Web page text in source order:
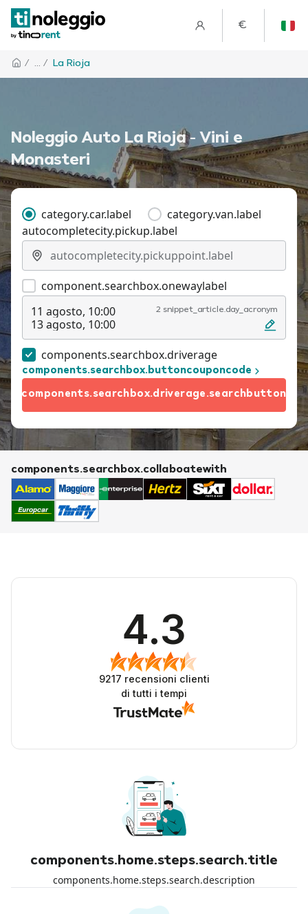
€
/ ... / La Rioja
Noleggio Auto La Rioja - Vini e
Monasteri
category.car.label
category.van.label
autocompletecity.pickup.label
component.searchbox.onewaylabel
11 agosto, 10:00
13 agosto, 10:00
2 snippet_article.day_acronym
components.searchbox.driverage
components.searchbox.buttoncouponcode
components.searchbox.driverage.searchbutton
components.searchbox.collaboatewith
4.3
9217 recensioni clienti
di tutti i tempi
components.home.steps.search.title
components.home.steps.search.description